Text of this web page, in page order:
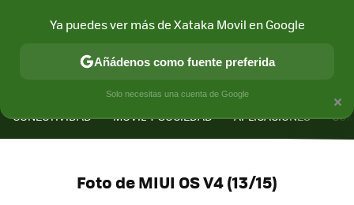
CONECTIVIDAD MÓVIL Y SOCIEDAD APLICACIONES
Foto de MIUI OS V4 (13/15)
×
Ya puedes ver más de Xataka Movil en Google
Añádenos como fuente preferida
Solo necesitas una cuenta de Google